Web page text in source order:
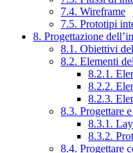
7.4. Wireframe
7.5. Prototipi
8. Progettazione
8.1. Obiettivi
8.2. Elementi
8.2.1.
8.2.2.
8.2.3.
8.3. Progettare
8.3.1.
8.3.2.
8.4. Progettare